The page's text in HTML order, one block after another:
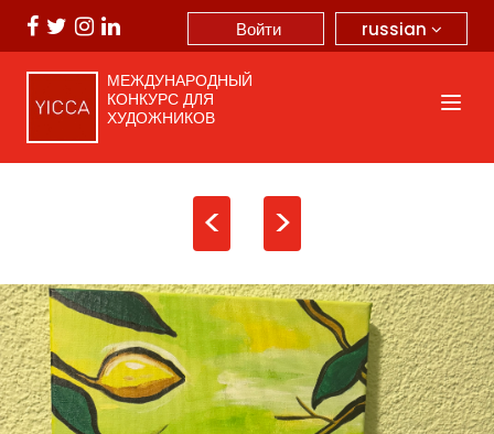
russian
Войти
МЕЖДУНАРОДНЫЙ
КОНКУРС ДЛЯ
ХУДОЖНИКОВ
< >